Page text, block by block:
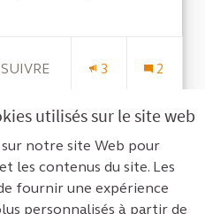
utilisés sur le site web
notre site Web pour
les contenus du site. Les
fournir une expérience
personnalisés à partir de
: Sécurité sociale
2 ABONNÉS
SUIVRE
3 2
les propositions retirées